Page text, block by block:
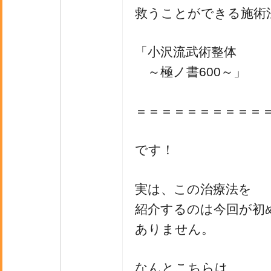
救うことができる施術
「小沢流武術整体
～極ノ書600～」
＝＝＝＝＝＝＝＝＝＝
です！
実は、この治療法を
紹介するのは今回が初
ありません。
なんとこちらは